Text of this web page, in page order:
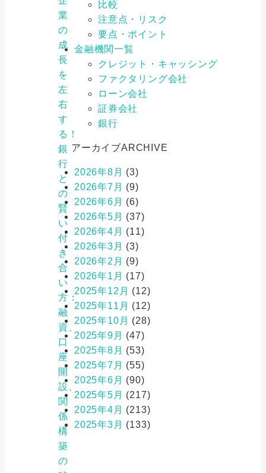
業
の
成
長
を
左
右
す
る！
銀
行
と
の
賢
い
付
き
合
い
方：
融
資、
口
座
開
設、
関
係
構
築
の
比較
注意点・リスク
要点・ポイント
金融機関一覧
クレジット・キャッシング
ファクタリング会社
ローン会社
証券会社
銀行
アーカイブARCHIVE
2026年8月 (3)
2026年7月 (9)
2026年6月 (6)
2026年5月 (37)
2026年4月 (11)
2026年3月 (3)
2026年2月 (9)
2026年1月 (17)
2025年12月 (12)
2025年11月 (12)
2025年10月 (28)
2025年9月 (47)
2025年8月 (53)
2025年7月 (55)
2025年6月 (90)
2025年5月 (217)
2025年4月 (213)
2025年3月 (133)